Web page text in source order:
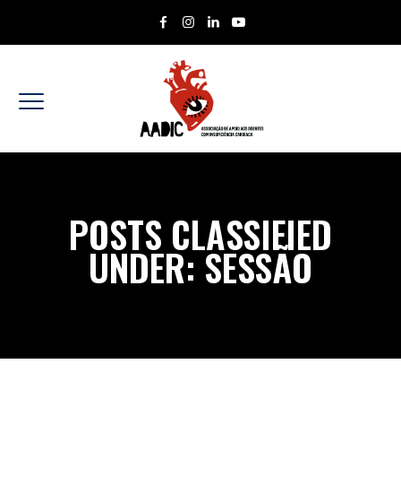
POSTS CLASSIFIED
UNDER:SESSÃO